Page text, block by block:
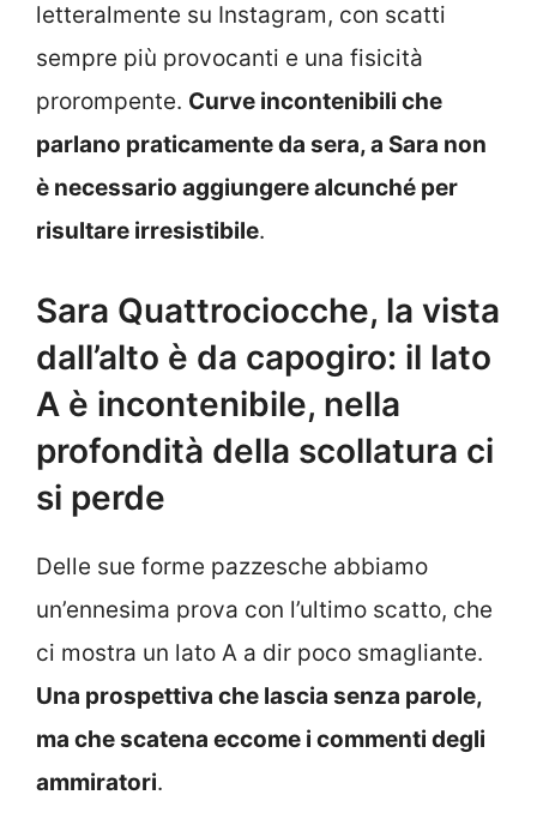
letteralmente su Instagram, con scatti
sempre più provocanti e una fisicità
prorompente. Curve incontenibili che
parlano praticamente da sera, a Sara non
è necessario aggiungere alcunché per
risultare irresistibile.
Sara Quattrociocche, la vista
dall’alto è da capogiro: il lato
A è incontenibile, nella
profondità della scollatura ci
si perde
Delle sue forme pazzesche abbiamo
un’ennesima prova con l’ultimo scatto, che
ci mostra un lato A a dir poco smagliante.
Una prospettiva che lascia senza parole,
ma che scatena eccome i commenti degli
ammiratori.